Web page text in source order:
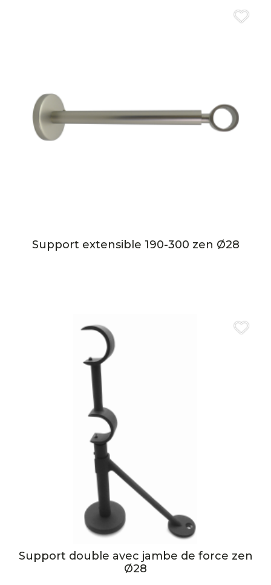
Support extensible 190-300 zen Ø28
Support double avec jambe de force zen
Ø28